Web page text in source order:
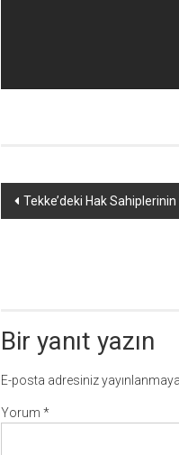
Yazı
Tekke’deki Hak
Bir yanıt yazın
E-posta adresiniz
Yorum *